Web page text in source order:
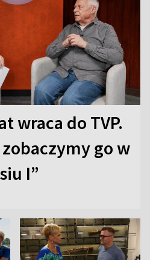
wraca do TVP.
go w
I”